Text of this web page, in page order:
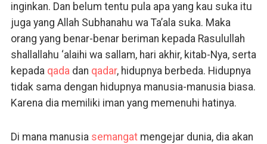
inginkan. Dan belum tentu pula apa yang kau suka itu
juga yang Allah Subhanahu wa Ta’ala suka. Maka
orang yang benar-benar beriman kepada Rasulullah
shallallahu ‘alaihi wa sallam, hari akhir, kitab-Nya, serta
kepada qadadan qadar, hidupnya berbeda. Hidupnya
tidak sama dengan hidupnya manusia-manusia biasa.
Karena dia memiliki iman yang memenuhi hatinya.
Di mana manusia semangatmengejar dunia, dia akan